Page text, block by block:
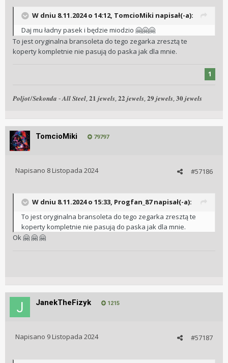
W dniu 8.11.2024 o 14:12, TomcioMiki napisał(-a):
Daj mu ładny pasek i będzie miodzio 🤗🤗🤗
To jest oryginalna bransoleta do tego zegarka zresztą te
koperty kompletnie nie pasują do paska jak dla mnie.
1
𝑷𝒐𝒍𝒋𝒐𝒕/𝑺𝒆𝒌𝒐𝒏𝒅𝒂 - 𝑨𝒍𝒍 𝑺𝒕𝒆𝒆𝒍, 𝟐𝟏 𝒋𝒆𝒘𝒆𝒍𝒔, 𝟐𝟐 𝒋𝒆𝒘𝒆𝒍𝒔, 𝟐𝟗 𝒋𝒆𝒘𝒆𝒍𝒔, 𝟑𝟎 𝒋𝒆𝒘𝒆𝒍𝒔
TomcioMiki 79797
#57186
Napisano 8 Listopada 2024
W dniu 8.11.2024 o 15:33, Progfan_87napisał(-a):
To jest oryginalna bransoleta do tego zegarka zresztą te
koperty kompletnie nie pasują do paska jak dla mnie.
Ok 🤗 🤗 🤗
JanekTheFizyk 1215
#57187
Napisano 9 Listopada 2024